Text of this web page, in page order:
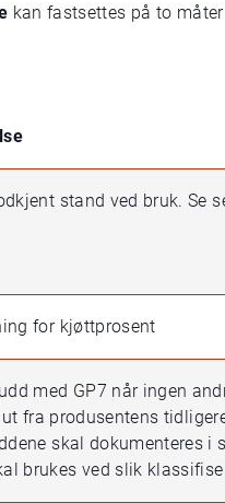
kan fastsettes på to
stand ved bruk. Se
for kjøttprosent
med GP7 når ingen
fra produsentens
skal dokumenteres i
brukes ved slik